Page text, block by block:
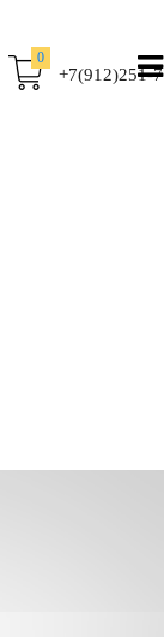
0
+7(912)251-